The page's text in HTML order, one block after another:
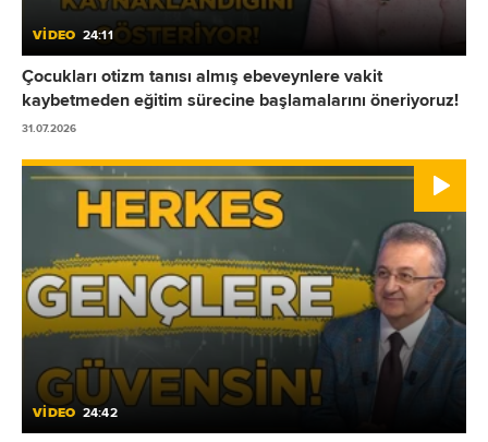
VİDEO 24:11
Çocukları otizm tanısı almış ebeveynlere vakit
kaybetmeden eğitim sürecine başlamalarını öneriyoruz!
31.07.2026
VİDEO 24:42